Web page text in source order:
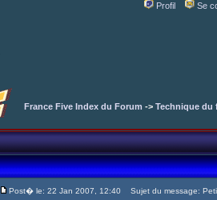
Profil
Se
France Five Index du Forum -> Technique du
Post� le: 22 Jan 2007, 12:40 Sujet du message: